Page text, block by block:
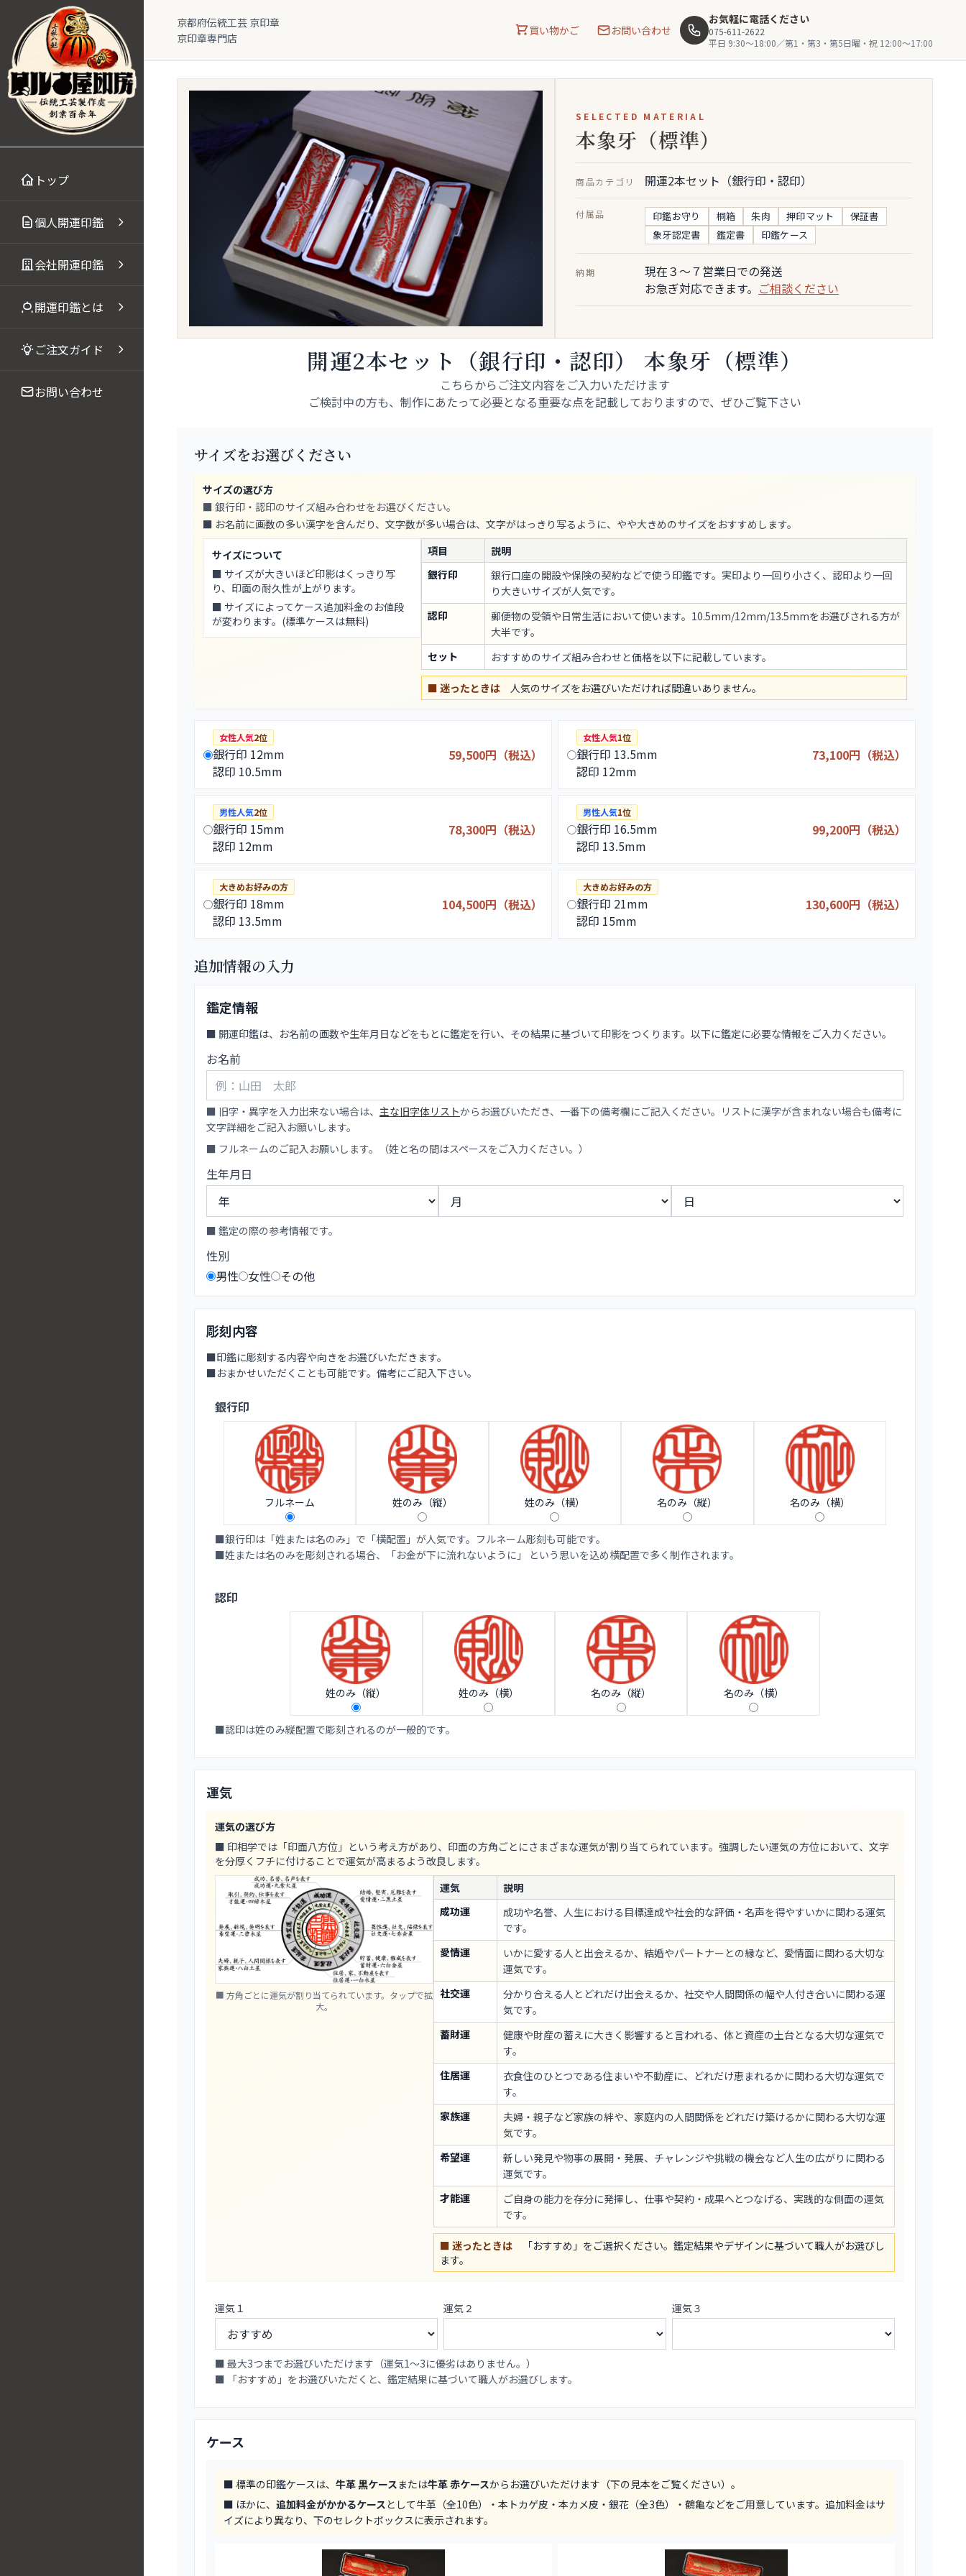
本文へスキップ
トップ
個人開運印鑑
会社開運印鑑
開運印鑑とは
ご注文ガイド
お問い合わせ
京都府伝統工芸 京印章
京印章専門店
買い物かご お問い合わせ
お気軽に電話ください
075-611-2622
平日 9:30〜18:00／第1・第3・第5日曜・祝 12:00〜17:00
SELECTED MATERIAL
本象牙（標準）
商品カテゴリ 開運2本セット（銀行印・認印）
付属品 印鑑お守り 桐箱 朱肉 押印マット
保証書
象牙認定書
鑑定書 印鑑ケース
納期
現在３～７営業日での発送
お急ぎ対応できます。 ご相談ください
開運2本セット（銀行印・認印） 本象牙（標準）
こちらからご注文内容をご入力いただけます
ご検討中の方も、制作にあたって必要となる重要な点を記載しておりますので、ぜひご覧下さい
サイズをお選びください
サイズの選び方
■ 銀行印・認印のサイズ組み合わせをお選びください。
■ お名前に画数の多い漢字を含んだり、文字数が多い場合は、文字がはっきり写るように、やや大きめのサイズをおすすめします。
サイズについて
■ サイズが大きいほど印影はくっきり写
り、印面の耐久性が上がります。
■ サイズによってケース追加料金のお値段
が変わります。(標準ケースは無料)
項目
説明
銀行印
銀行口座の開設や保険の契約などで使う印鑑です。実印より一回り小さく、認印より一回
り大きいサイズが人気です。
認印
郵便物の受領や日常生活において使います。10.5mm/12mm/13.5mmをお選びされる方が
大半です。
セット
おすすめのサイズ組み合わせと価格を以下に記載しています。
■ 迷ったときは人気のサイズをお選びいただければ間違いありません。
女性人気2位
銀行印 12mm
認印 10.5mm
59,500円（税込）
女性人気1位
銀行印 13.5mm
認印 12mm
73,100円（税込）
男性人気2位
銀行印 15mm
認印 12mm
78,300円（税込）
男性人気1位
銀行印 16.5mm
認印 13.5mm
99,200円（税込）
大きめお好みの方
銀行印 18mm
認印 13.5mm
104,500円（税込）
大きめお好みの方
銀行印 21mm
認印 15mm
130,600円（税込）
追加情報の入力
鑑定情報
■ 開運印鑑は、お名前の画数や生年月日などをもとに鑑定を行い、その結果に基づいて印影をつくります。以下に鑑定に必要な情報をご入力ください。
お名前
■ 旧字・異字を入力出来ない場合は、 主な旧字体リストからお選びいただき、一番下の備考欄にご記入ください。リストに漢字が含まれない場合も備考に
文字詳細をご記入お願いします。
■ フルネームのご記入お願いします。（姓と名の間はスペースをご入力ください。）
生年月日
■ 鑑定の際の参考情報です。
性別
男性 女性 その他
彫刻内容
■印鑑に彫刻する内容や向きをお選びいただきます。
■おまかせいただくことも可能です。備考にご記入下さい。
銀行印
フルネーム 姓のみ（縦） 姓のみ（横） 名のみ（縦） 名のみ（横）
■銀行印は「姓または名のみ」で「横配置」が人気です。フルネーム彫刻も可能です。
■姓または名のみを彫刻される場合、「お金が下に流れないように」 という思いを込め横配置で多く制作されます。
認印
姓のみ（縦） 姓のみ（横） 名のみ（縦） 名のみ（横）
■認印は姓のみ縦配置で彫刻されるのが一般的です。
運気
運気の選び方
■ 印相学では「印面八方位」という考え方があり、印面の方角ごとにさまざまな運気が割り当てられています。強調したい運気の方位において、文字
を分厚くフチに付けることで運気が高まるよう改良します。
■ 方角ごとに運気が割り当てられています。タップで拡
大。
運気
説明
成功運
成功や名誉、人生における目標達成や社会的な評価・名声を得やすいかに関わる運気
です。
愛情運
いかに愛する人と出会えるか、結婚やパートナーとの縁など、愛情面に関わる大切な
運気です。
社交運
分かり合える人とどれだけ出会えるか、社交や人間関係の幅や人付き合いに関わる運
気です。
蓄財運
健康や財産の蓄えに大きく影響すると言われる、体と資産の土台となる大切な運気で
す。
住居運
衣食住のひとつである住まいや不動産に、どれだけ恵まれるかに関わる大切な運気で
す。
家族運
夫婦・親子など家族の絆や、家庭内の人間関係をどれだけ築けるかに関わる大切な運
気です。
希望運
新しい発見や物事の展開・発展、チャレンジや挑戦の機会など人生の広がりに関わる
運気です。
才能運
ご自身の能力を存分に発揮し、仕事や契約・成果へとつなげる、実践的な側面の運気
です。
■ 迷ったときは「おすすめ」をご選択ください。鑑定結果やデザインに基づいて職人がお選びし
ます。
運気１ 運気２ 運気３
■ 最大3つまでお選びいただけます（運気1〜3に優劣はありません。）
■ 「おすすめ」をお選びいただくと、鑑定結果に基づいて職人がお選びします。
ケース
■ 標準の印鑑ケースは、 牛革 黒ケースまたは牛革 赤ケースからお選びいただけます（下の見本をご覧ください）。
■ ほかに、 追加料金がかかるケースとして牛革（全10色）・本トカゲ皮・本カメ皮・銀花（全3色）・鶴亀などをご用意しています。追加料金はサ
イズにより異なり、下のセレクトボックスに表示されます。